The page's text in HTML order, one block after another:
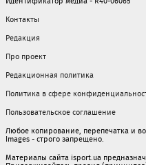
Контакты
Редакция
Про проект
Редакционная политика
Политика в сфере
Пользовательское соглашение
Любое копирование, перепечатка и
Images - строго запрещено.
Материалы сайта isport.ua